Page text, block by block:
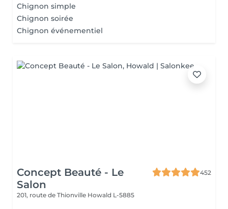
Chignon simple
Chignon soirée
Chignon événementiel
Concept Beauté - Le
Salon
452
201, route de Thionville Howald L-5885